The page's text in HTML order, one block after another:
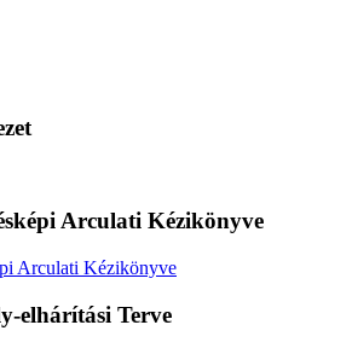
Arculati Kézikönyve
elhárítási Terve